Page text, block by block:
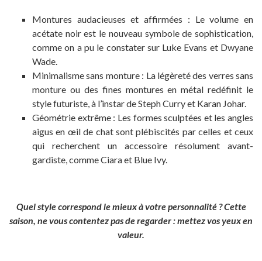
Montures audacieuses et affirmées : Le volume en
acétate noir est le nouveau symbole de sophistication,
comme on a pu le constater sur Luke Evans et Dwyane
Wade.
Minimalisme sans monture : La légèreté des verres sans
monture ou des fines montures en métal redéfinit le
style futuriste, à l’instar de Steph Curry et Karan Johar.
Géométrie extrême : Les formes sculptées et les angles
aigus en œil de chat sont plébiscités par celles et ceux
qui recherchent un accessoire résolument avant-
gardiste, comme Ciara et Blue Ivy.
Quel style correspond le mieux à votre personnalité ? Cette
saison, ne vous contentez pas de regarder : mettez vos yeux en
valeur.